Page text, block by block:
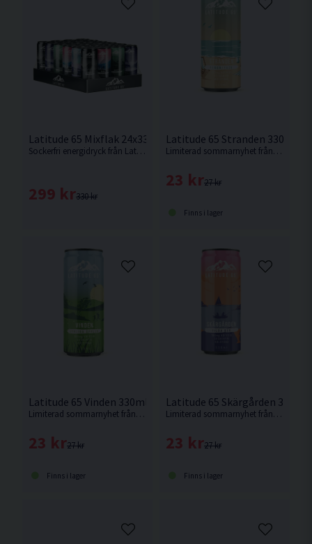
Latitude 65 Mixflak 24x330ml
Sockerfri energidryck från Latitude 65. Mixa fritt bland 4 olika smaker.
330 kr
299 kr
Latitude 65 Stranden 330ml
Limiterad sommarnyhet från Latitude 65 med smak av päron/yuzu.
27 kr
23 kr
Finns i lager
Latitude 65 Vinden 330ml Syrliga Äpplen
Limiterad sommarnyhet från Latitude 65 med smak av syrliga äpplen.
27 kr
23 kr
Finns i lager
Latitude 65 Skärgården 330ml
Limiterad sommarnyhet från Latitude 65 med smak av vilda bär.
27 kr
23 kr
Finns i lager